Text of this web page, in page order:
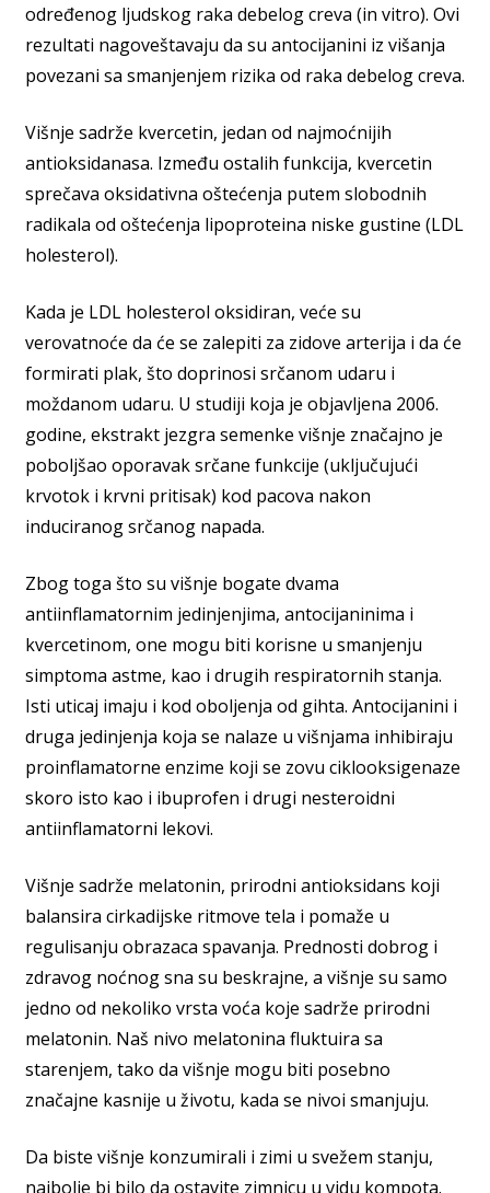
određenog ljudskog raka debelog creva (in vitro). Ovi
rezultati nagoveštavaju da su antocijanini iz višanja
povezani sa smanjenjem rizika od raka debelog creva.
Višnje sadrže kvercetin, jedan od najmoćnijih
antioksidanasa. Između ostalih funkcija, kvercetin
sprečava oksidativna oštećenja putem slobodnih
radikala od oštećenja lipoproteina niske gustine (LDL
holesterol).
Kada je LDL holesterol oksidiran, veće su
verovatnoće da će se zalepiti za zidove arterija i da će
formirati plak, što doprinosi srčanom udaru i
moždanom udaru. U studiji koja je objavljena 2006.
godine, ekstrakt jezgra semenke višnje značajno je
poboljšao oporavak srčane funkcije (uključujući
krvotok i krvni pritisak) kod pacova nakon
induciranog srčanog napada.
Zbog toga što su višnje bogate dvama
antiinflamatornim jedinjenjima, antocijaninima i
kvercetinom, one mogu biti korisne u smanjenju
simptoma astme, kao i drugih respiratornih stanja.
Isti uticaj imaju i kod oboljenja od gihta. Antocijanini i
druga jedinjenja koja se nalaze u višnjama inhibiraju
proinflamatorne enzime koji se zovu ciklooksigenaze
skoro isto kao i ibuprofen i drugi nesteroidni
antiinflamatorni lekovi.
Višnje sadrže melatonin, prirodni antioksidans koji
balansira cirkadijske ritmove tela i pomaže u
regulisanju obrazaca spavanja. Prednosti dobrog i
zdravog noćnog sna su beskrajne, a višnje su samo
jedno od nekoliko vrsta voća koje sadrže prirodni
melatonin. Naš nivo melatonina fluktuira sa
starenjem, tako da višnje mogu biti posebno
značajne kasnije u životu, kada se nivoi smanjuju.
Da biste višnje konzumirali i zimi u svežem stanju,
najbolje bi bilo da ostavite zimnicu u vidu kompota.